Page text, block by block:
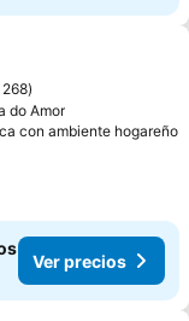
268
do Amor
con ambiente hogareño
Ver precios